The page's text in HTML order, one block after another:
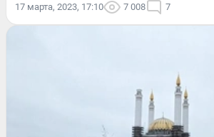
17 марта, 2023, 17:10 7 008 7